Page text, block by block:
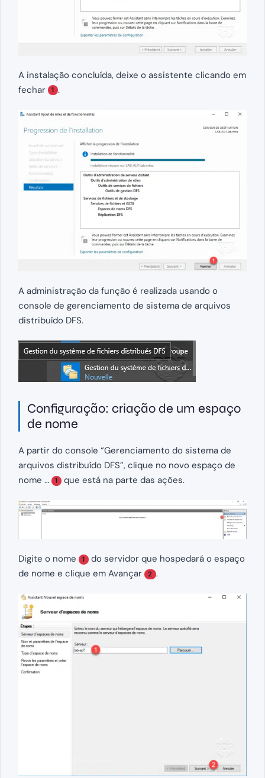
A instalação concluída, deixe o assistente clicando em
fechar
1 .
A administração da função é realizada usando o
console de gerenciamento de sistema de arquivos
distribuído DFS.
Configuração: criação de um espaço
de nome
A partir do console “Gerenciamento do sistema de
arquivos distribuído DFS”, clique no novo espaço de
nome …
1 que está na parte das ações.
Digite o nome 1 do servidor que hospedará o espaço
de nome e clique em Avançar
2 .